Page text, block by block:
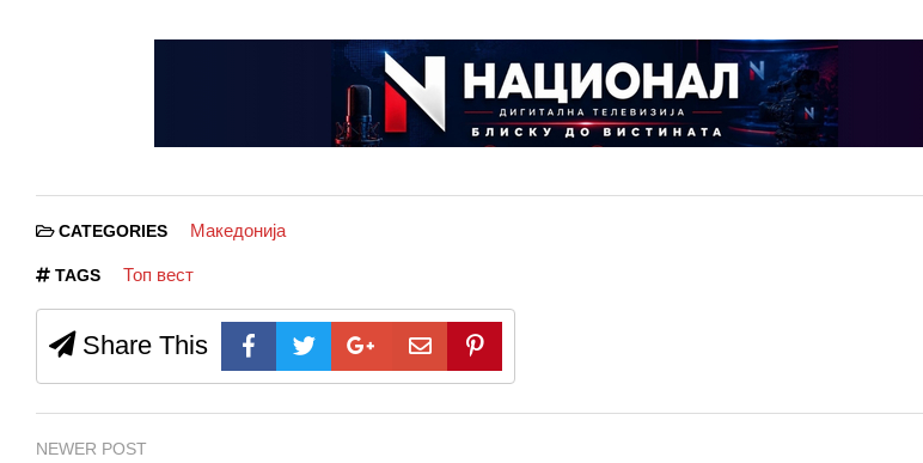
CATEGORIES Македонија
TAGS Топ вест
Share This
NEWER POST